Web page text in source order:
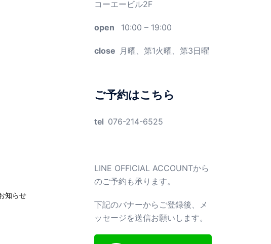
知らせ
コーエービル2F
open 10:00 – 19:00
close 月曜、第1火曜、第3日曜
ご予約はこちら
tel 076-214-6525
LINE OFFICIAL ACCOUNTから
のご予約も承ります。
下記のバナーからご登録後、メ
ッセージを送信お願いします。